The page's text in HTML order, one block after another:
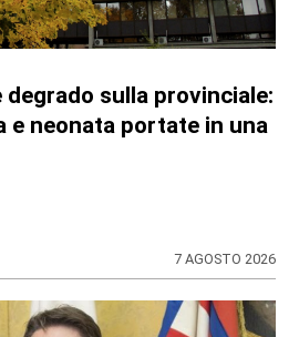
degrado sulla provinciale:
e neonata portate in una
7 AGOSTO 2026